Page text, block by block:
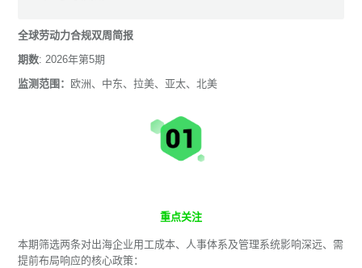
全球劳动力合规双周简报
期数: 2026年第5期
监测范围：
欧洲、中东、拉美、亚太、北美
重点关注
本期筛选两条对出海企业用工成本、人事体系及管理系统影响深远、需
提前布局响应的核心政策：